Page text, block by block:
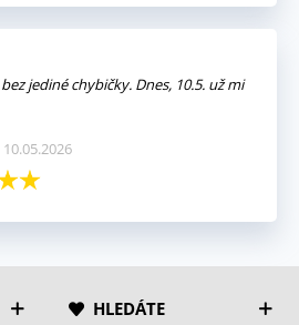
jediné chybičky. Dnes, 10.5. už mi
10.05.2026
HLEDÁTE